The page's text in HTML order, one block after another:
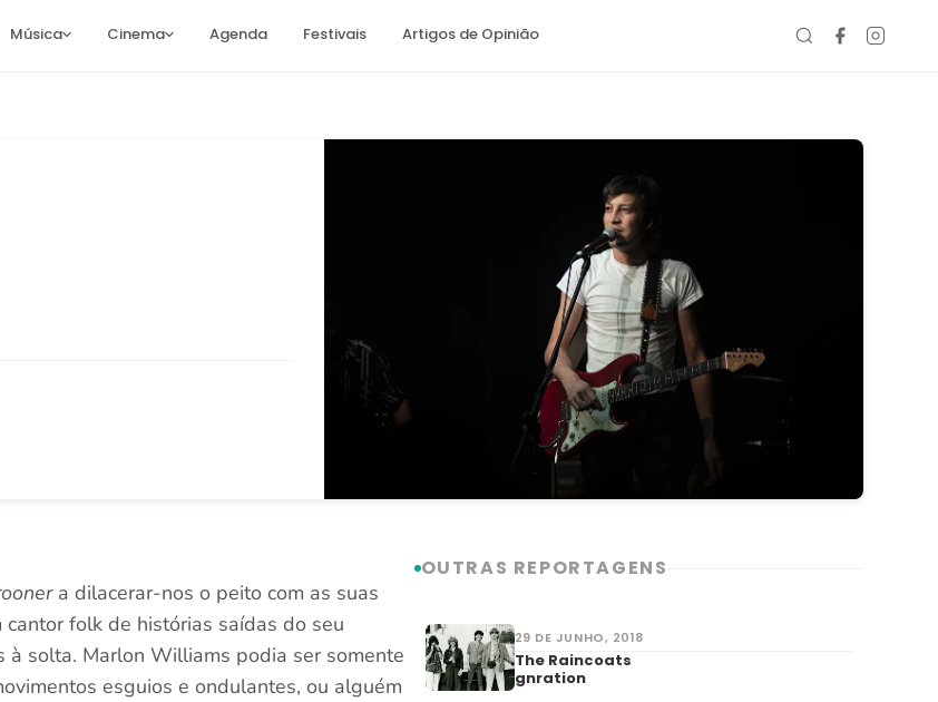
Música Cinema Agenda Festivais Artigos de Opinião
a dilacerar-nos o peito com as suas
folk de histórias saídas do seu
à solta. Marlon Williams podia ser somente
esguios e ondulantes, ou alguém
OUTRAS REPORTAGENS
29 DE JUNHO, 2018
The Raincoats
gnration